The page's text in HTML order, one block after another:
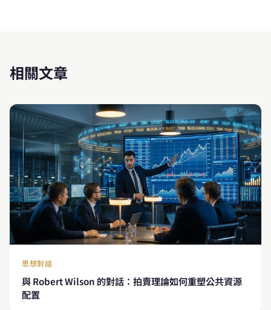
相關文章
思想對話
與 Robert Wilson 的對話：拍賣理論如何重塑公共資源
配置